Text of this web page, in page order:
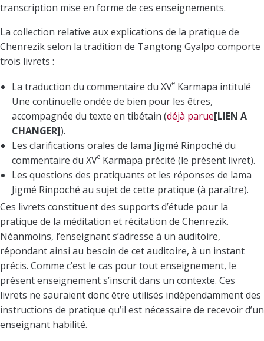
transcription mise en forme de ces enseignements.
La collection relative aux explications de la pratique de
Chenrezik selon la tradition de Tangtong Gyalpo comporte
trois livrets :
La traduction du commentaire du XVe Karmapa intitulé
Une continuelle ondée de bien pour les êtres,
accompagnée du texte en tibétain (déjà parue[LIEN A
CHANGER]).
Les clarifications orales de lama Jigmé Rinpoché du
commentaire du XVe Karmapa précité (le présent livret).
Les questions des pratiquants et les réponses de lama
Jigmé Rinpoché au sujet de cette pratique (à paraître).
Ces livrets constituent des supports d’étude pour la
pratique de la méditation et récitation de Chenrezik.
Néanmoins, l’enseignant s’adresse à un auditoire,
répondant ainsi au besoin de cet auditoire, à un instant
précis. Comme c’est le cas pour tout enseignement, le
présent enseignement s’inscrit dans un contexte. Ces
livrets ne sauraient donc être utilisés indépendamment des
instructions de pratique qu’il est nécessaire de recevoir d’un
enseignant habilité.